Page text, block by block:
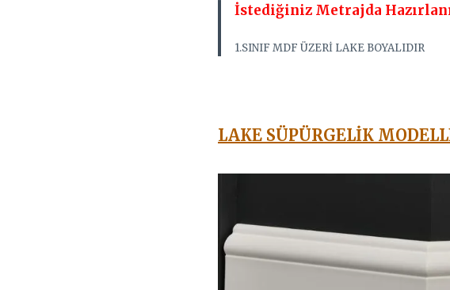
İstediğiniz Metrajda
1.SINIF MDF ÜZERİ LAKE BOYALIDIR
LAKE SÜPÜRGELİK